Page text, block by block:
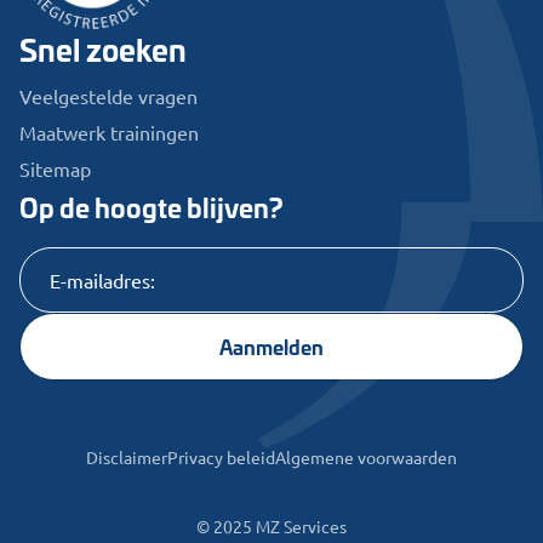
Snel zoeken
Veelgestelde vragen
Maatwerk trainingen
Sitemap
Op de hoogte blijven?
Aanmelden
© 2025 MZ Services
DisclaimerPrivacy beleidAlgemene voorwaarden